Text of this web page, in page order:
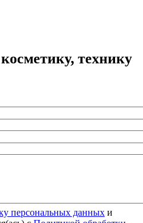
технику
персональных данных и